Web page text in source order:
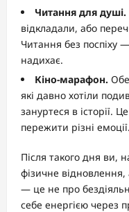
Читання для душі.
відкладали, або
Читання без поспіху
надихає.
Кіно-марафон.
які давно хотіли
зануртеся в історії.
пережити різні емоції.
Після такого дня ви,
фізичне
— це не про
себе енергією через